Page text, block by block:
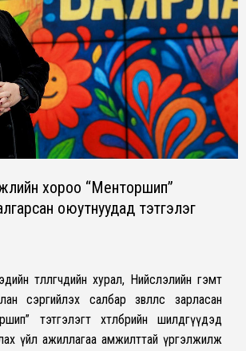
хороо “Менторшип”
оюутнуудад тэтгэлэг
төлөөлөгчдийн хурал, Нийслэлийн гэмт
сэргийлэх салбар зөвлөлөөс зарласан
тэтгэлэгт хөтөлбөрийн шилдгүүдэд
үйл ажиллагаа амжилттай үргэлжилж